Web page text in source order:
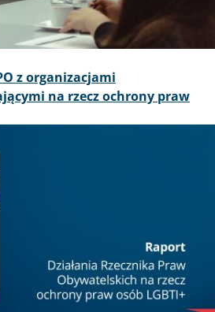
z organizacjami
na rzecz ochrony praw